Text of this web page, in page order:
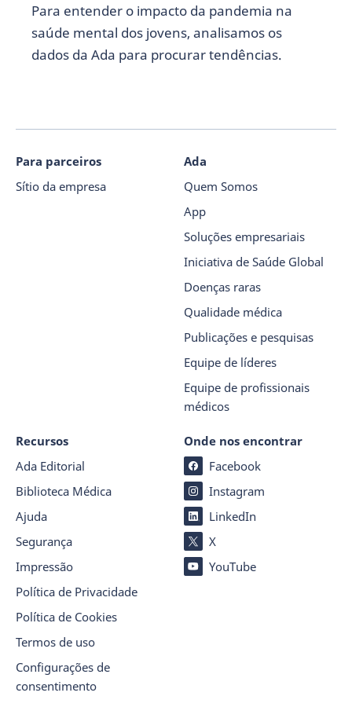
Para entender o impacto da pandemia na
saúde mental dos jovens, analisamos os
dados da Ada para procurar tendências.
Para parceiros
Sítio da empresa
Ada
Quem Somos
App
Soluções empresariais
Iniciativa de Saúde Global
Doenças raras
Qualidade médica
Publicações e pesquisas
Equipe de líderes
Equipe de profissionais
médicos
Recursos
Ada Editorial
Biblioteca Médica
Ajuda
Segurança
Impressão
Política de Privacidade
Política de Cookies
Termos de uso
Configurações de
consentimento
Onde nos encontrar
Facebook
Instagram
LinkedIn
X
YouTube